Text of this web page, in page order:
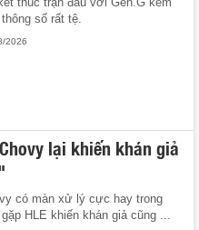
số rất tệ.
2026
lại khiến khán giả
có màn xử lý cực hay trong
HLE khiến khán giả cũng ...